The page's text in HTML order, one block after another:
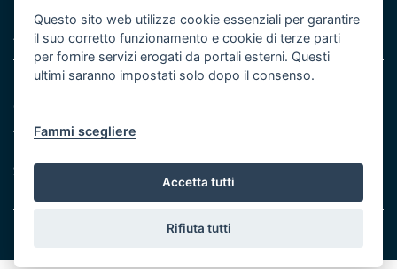
Iniziativa finanziata con risorse del POR Puglia 2014/2020 -
Asse XI
Note legali
Cookie e privacy
Atti di notifica
Servizi Intranet
© Regione Puglia
Questo sito web utilizza cookie essenziali per garantire
il suo corretto funzionamento e cookie di terze parti
per fornire servizi erogati da portali esterni. Questi
ultimi saranno impostati solo dopo il consenso.
Fammi scegliere
Accetta tutti
Rifiuta tutti